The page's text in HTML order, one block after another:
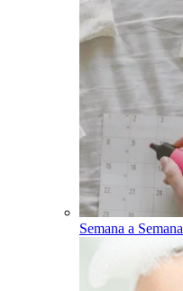
Semana a Semana